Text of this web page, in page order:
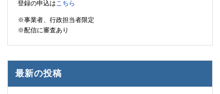
登録の申込はこちら
※事業者、行政担当者限定
※配信に審査あり
最新の投稿